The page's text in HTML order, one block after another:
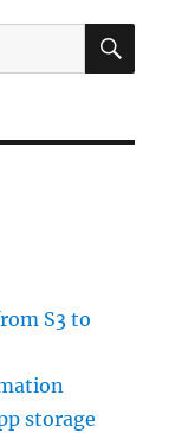
S3 to
storage